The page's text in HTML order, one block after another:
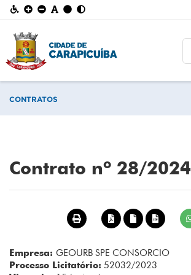
CONTRATOS
Contrato nº 28/2024
Empresa: GEOURB SPE CONSORCIO
Processo Licitatório: 52032/2023